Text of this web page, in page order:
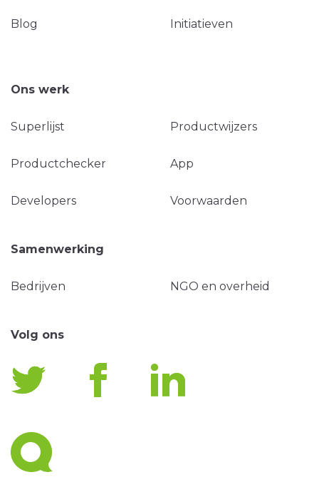
Blog Initiatieven
Ons werk
Superlijst Productwijzers
Productchecker App
Developers Voorwaarden
Samenwerking
Bedrijven NGO en overheid
Volg ons